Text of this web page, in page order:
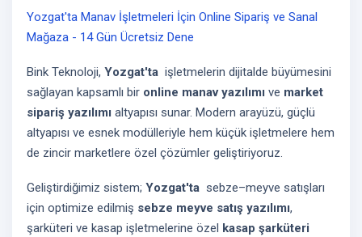
Yozgat'ta Manav İşletmeleri İçin Online Sipariş ve Sanal
Mağaza - 14 Gün Ücretsiz Dene
Bink Teknoloji, Yozgat'ta işletmelerin dijitalde büyümesini
sağlayan kapsamlı bir online manav yazılımı ve market
sipariş yazılımı altyapısı sunar. Modern arayüzü, güçlü
altyapısı ve esnek modülleriyle hem küçük işletmelere hem
de zincir marketlere özel çözümler geliştiriyoruz.
Geliştirdiğimiz sistem; Yozgat'ta sebze–meyve satışları
için optimize edilmiş sebze meyve satış yazılımı,
şarküteri ve kasap işletmelerine özel kasap şarküteri